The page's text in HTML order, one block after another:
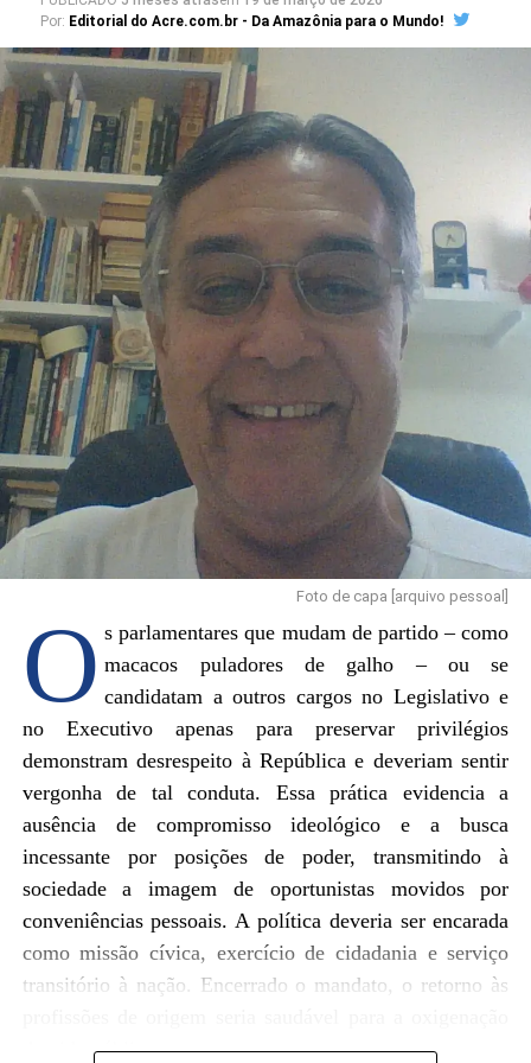
Por: Editorial do Acre.com.br - Da Amazônia para o Mundo!
Foto de capa [arquivo pessoal]
O s parlamentares que mudam de partido – como
macacos puladores de galho – ou se
candidatam a outros cargos no Legislativo e
no Executivo apenas para preservar privilégios
demonstram desrespeito à República e deveriam sentir
vergonha de tal conduta. Essa prática evidencia a
ausência de compromisso ideológico e a busca
incessante por posições de poder, transmitindo à
sociedade a imagem de oportunistas movidos por
conveniências pessoais. A política deveria ser encarada
como missão cívica, exercício de cidadania e serviço
transitório à nação. Encerrado o mandato, o retorno às
da vida pública.